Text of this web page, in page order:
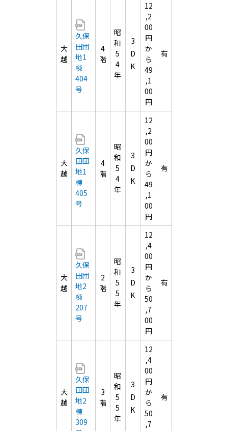
大
越
久保
田団
地1
棟
404
号
4
階
昭
和
5
4
年
3
D
K
12
,2
00
円
か
ら
49
,1
00
円
有
大
越
久保
田団
地1
棟
405
号
4
階
昭
和
5
4
年
3
D
K
12
,2
00
円
か
ら
49
,1
00
円
有
大
越
久保
田団
地2
棟
207
号
2
階
昭
和
5
5
年
3
D
K
12
,4
00
円
か
ら
50
,7
00
円
有
大
越
久保
田団
地2
棟
309
3
階
昭
和
5
5
年
3
D
K
12
,4
00
円
か
ら
50
,7
有